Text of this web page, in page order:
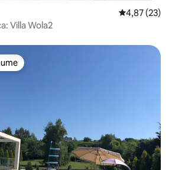
Средна
4,87 (23)
Villa Wola2
на гостите